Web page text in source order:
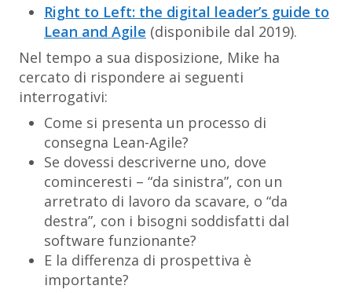
Right to Left: the digital leader’s guide to
Lean and Agile (disponibile dal 2019).
Nel tempo a sua disposizione, Mike ha
cercato di rispondere ai seguenti
interrogativi:
Come si presenta un processo di
consegna Lean-Agile?
Se dovessi descriverne uno, dove
cominceresti – “da sinistra”, con un
arretrato di lavoro da scavare, o “da
destra”, con i bisogni soddisfatti dal
software funzionante?
E la differenza di prospettiva è
importante?